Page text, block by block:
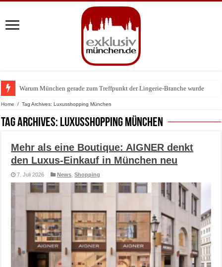
Warum München gerade zum Treffpunkt der Lingerie-Branche wurde
Home / Tag Archives: Luxusshopping München
Tag Archives: Luxusshopping München
Mehr als eine Boutique: AIGNER denkt
den Luxus-Einkauf in München neu
7. Juli 2026 News ,Shopping